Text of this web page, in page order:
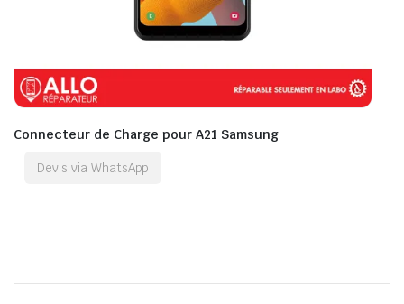
Connecteur de Charge pour A21 Samsung
Devis via WhatsApp